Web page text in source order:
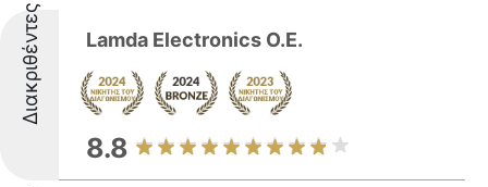
Διακριθέντες Lamda Electronics O.E.
8.8